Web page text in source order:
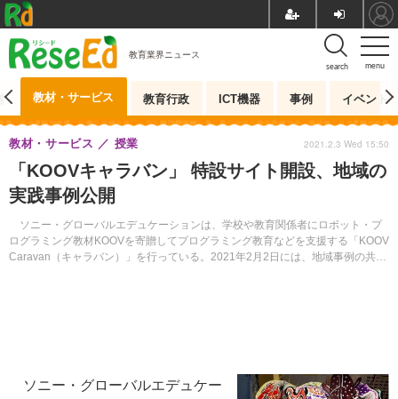
menu
search
教育業界ニュース
教材・サービス 教育行政 ICT機器 事例 イベント
「KOOVキャラバン」 特設サイト開設、地域の
実践事例公開
ソニー・グローバルエデュケーションは、学校や教育関係者にロボット・プ
ログラミング教材KOOVを寄贈してプログラミング教育などを支援する「KOOV
Caravan（キャラバン）」を行っている。2021年2月2日には、地域事例の共
教材・サービス 授業 2021.2.3 Wed 15:50
ソニー・グローバルエデュケー